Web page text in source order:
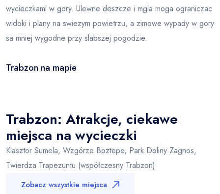
wycieczkami w gory. Ulewne deszcze i mgla moga ograniczac
widoki i plany na swiezym powietrzu, a zimowe wypady w gory
sa mniej wygodne przy slabszej pogodzie.
Trabzon na mapie
Trabzon: Atrakcje, ciekawe
miejsca na wycieczki
Klasztor Sumela, Wzgórze Boztepe, Park Doliny Zagnos,
Twierdza Trapezuntu (współczesny Trabzon)
Zobacz wszystkie miejsca